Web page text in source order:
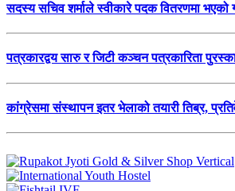
सदस्य सचिव शर्माले स्वीकारे पदक वितरणमा भएको
पत्रकारद्वय सारु र जिटी कञ्चन पत्रकारिता
कांग्रेसमा संस्थापन इतर भेलाको तयारी तिब्र,